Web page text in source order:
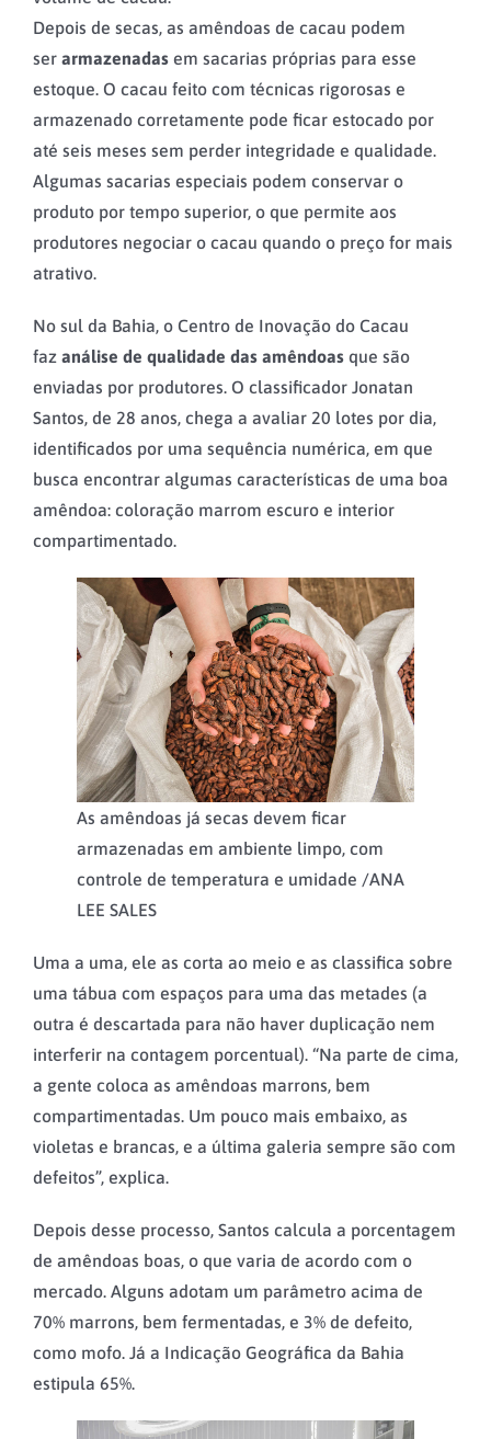
Depois de secas, as amêndoas de cacau podem
ser armazenadas em sacarias próprias para esse
estoque. O cacau feito com técnicas rigorosas e
armazenado corretamente pode ficar estocado por
até seis meses sem perder integridade e qualidade.
Algumas sacarias especiais podem conservar o
produto por tempo superior, o que permite aos
produtores negociar o cacau quando o preço for mais
atrativo.
No sul da Bahia, o Centro de Inovação do Cacau
faz análise de qualidade das amêndoas que são
enviadas por produtores. O classificador Jonatan
Santos, de 28 anos, chega a avaliar 20 lotes por dia,
identificados por uma sequência numérica, em que
busca encontrar algumas características de uma boa
amêndoa: coloração marrom escuro e interior
compartimentado.
As amêndoas já secas devem ficar
armazenadas em ambiente limpo, com
controle de temperatura e umidade /ANA
LEE SALES
Uma a uma, ele as corta ao meio e as classifica sobre
uma tábua com espaços para uma das metades (a
outra é descartada para não haver duplicação nem
interferir na contagem porcentual). “Na parte de cima,
a gente coloca as amêndoas marrons, bem
compartimentadas. Um pouco mais embaixo, as
violetas e brancas, e a última galeria sempre são com
defeitos”, explica.
Depois desse processo, Santos calcula a porcentagem
de amêndoas boas, o que varia de acordo com o
mercado. Alguns adotam um parâmetro acima de
70% marrons, bem fermentadas, e 3% de defeito,
como mofo. Já a Indicação Geográfica da Bahia
estipula 65%.